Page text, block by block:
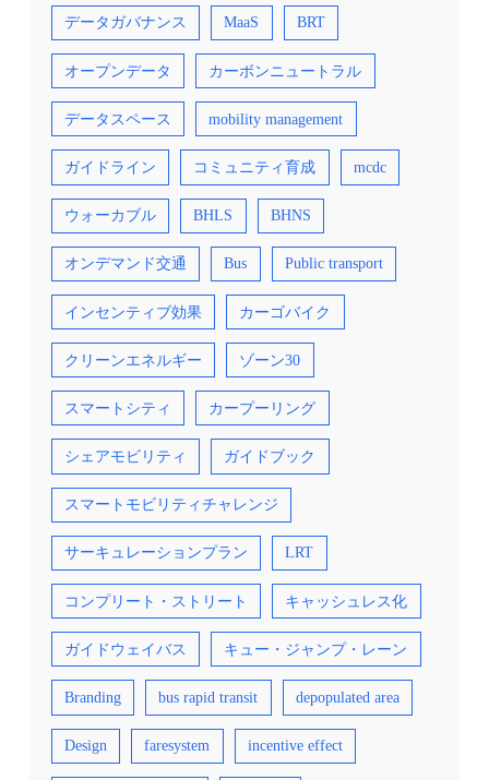
データガバナンス MaaS BRT
オープンデータ カーボンニュートラル
データスペース mobility management
ガイドライン コミュニティ育成 mcdc
ウォーカブル BHLS BHNS
オンデマンド交通 Bus Public transport
インセンティブ効果 カーゴバイク
クリーンエネルギー ゾーン30
スマートシティ カープーリング
シェアモビリティ ガイドブック
スマートモビリティチャレンジ
サーキュレーションプラン LRT
コンプリート・ストリート キャッシュレス化
ガイドウェイバス キュー・ジャンプ・レーン
Branding bus rapid transit depopulated area
Design faresystem incentive effect